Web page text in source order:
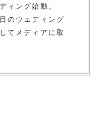
ィング始動。
のウェディング
てメディアに取